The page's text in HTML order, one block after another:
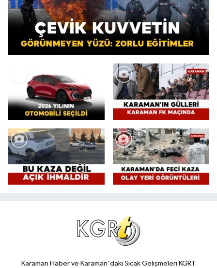
Karaman Haber ve Karaman'daki Sıcak Gelişmeleri KGRT